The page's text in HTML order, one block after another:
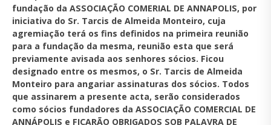
fundação da ASSOCIAÇÃO COMERIAL DE ANNAPOLIS, por
iniciativa do Sr. Tarcis de Almeida Monteiro, cuja
agremiação terá os fins definidos na primeira reunião
para a fundação da mesma, reunião esta que será
previamente avisada aos senhores sócios. Ficou
designado entre os mesmos, o Sr. Tarcis de Almeida
Monteiro para angariar assinaturas dos sócios. Todos
que assinarem a presente acta, serão considerados
como sócios fundadores da ASSOCIAÇÃO COMERCIAL DE
ANNÁPOLIS e FICARÃO OBRIGADOS SOB PALAVRA DE